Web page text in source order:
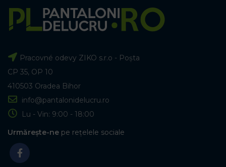
Pracovné odevy ZIKO s.r.o - Poșta
CP 35, OP 10
410503 Oradea Bihor
info@pantalonidelucru.ro
Lu - Vin: 9:00 - 18:00
Urmărește-ne pe rețelele sociale